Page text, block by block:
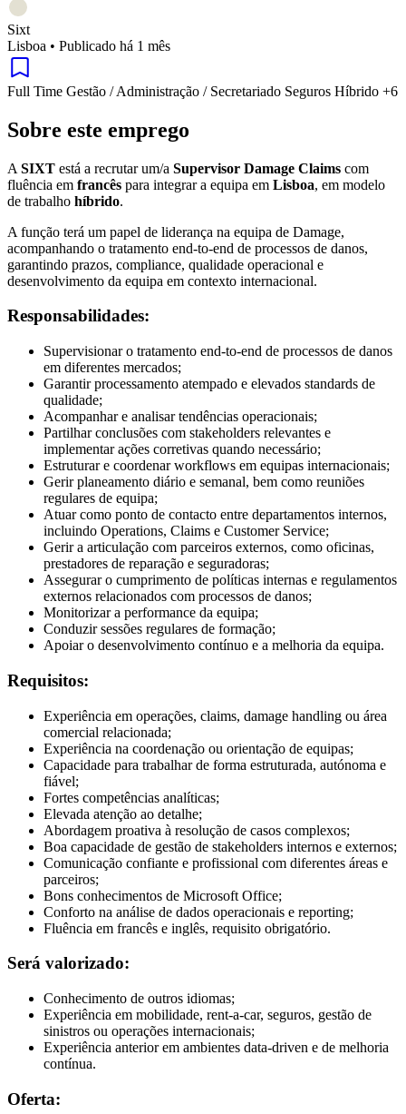
Sixt
Lisboa • Publicado há 1 mês
Full Time Gestão / Administração / Secretariado Seguros Híbrido +6
Sobre este emprego
A SIXT está a recrutar um/a Supervisor Damage Claims com
fluência em francês para integrar a equipa em Lisboa, em modelo
de trabalho híbrido.
A função terá um papel de liderança na equipa de Damage,
acompanhando o tratamento end-to-end de processos de danos,
garantindo prazos, compliance, qualidade operacional e
desenvolvimento da equipa em contexto internacional.
Responsabilidades:
Supervisionar o tratamento end-to-end de processos de danos
em diferentes mercados;
Garantir processamento atempado e elevados standards de
qualidade;
Acompanhar e analisar tendências operacionais;
Partilhar conclusões com stakeholders relevantes e
implementar ações corretivas quando necessário;
Estruturar e coordenar workflows em equipas internacionais;
Gerir planeamento diário e semanal, bem como reuniões
regulares de equipa;
Atuar como ponto de contacto entre departamentos internos,
incluindo Operations, Claims e Customer Service;
Gerir a articulação com parceiros externos, como oficinas,
prestadores de reparação e seguradoras;
Assegurar o cumprimento de políticas internas e regulamentos
externos relacionados com processos de danos;
Monitorizar a performance da equipa;
Conduzir sessões regulares de formação;
Apoiar o desenvolvimento contínuo e a melhoria da equipa.
Requisitos:
Experiência em operações, claims, damage handling ou área
comercial relacionada;
Experiência na coordenação ou orientação de equipas;
Capacidade para trabalhar de forma estruturada, autónoma e
fiável;
Fortes competências analíticas;
Elevada atenção ao detalhe;
Abordagem proativa à resolução de casos complexos;
Boa capacidade de gestão de stakeholders internos e externos;
Comunicação confiante e profissional com diferentes áreas e
parceiros;
Bons conhecimentos de Microsoft Office;
Conforto na análise de dados operacionais e reporting;
Fluência em francês e inglês, requisito obrigatório.
Será valorizado:
Conhecimento de outros idiomas;
Experiência em mobilidade, rent-a-car, seguros, gestão de
sinistros ou operações internacionais;
Experiência anterior em ambientes data-driven e de melhoria
contínua.
Oferta: